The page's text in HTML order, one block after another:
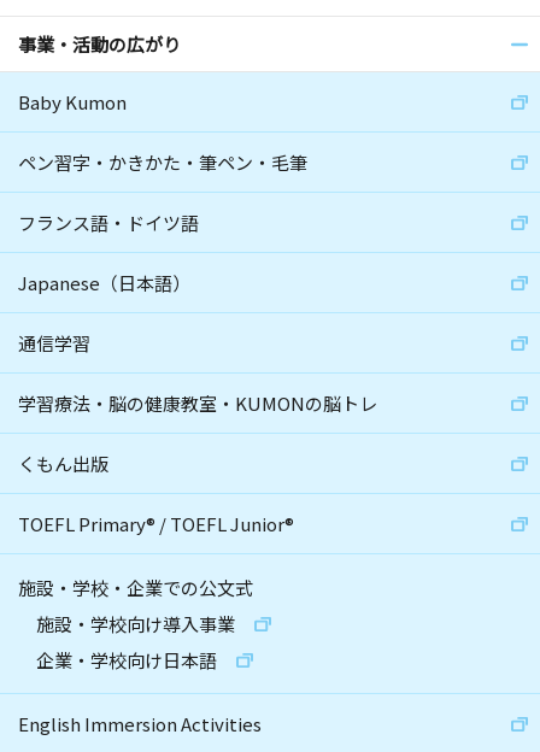
事業・活動の広がり
Baby Kumon
ペン習字・かきかた・筆ペン・毛筆
フランス語・ドイツ語
Japanese（日本語）
通信学習
学習療法・脳の健康教室・KUMONの脳トレ
くもん出版
TOEFL Primary® /TOEFL Junior®
施設・学校・企業での公文式
施設・学校向け導入事業
企業・学校向け日本語
English Immersion Activities